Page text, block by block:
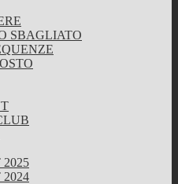
SBAGLIATO